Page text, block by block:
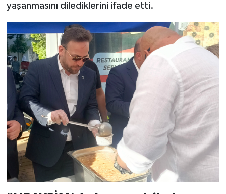
yaşanmasını dilediklerini ifade etti.